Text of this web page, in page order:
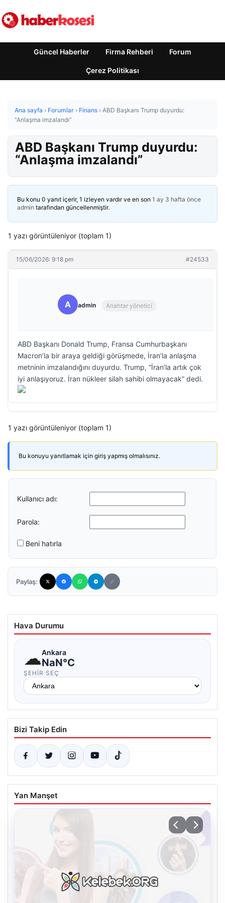
Güncel Haberler Firma Rehberi Forum
Çerez Politikası
Ana sayfa › Forumlar › Finans › ABD Başkanı Trump duyurdu:
“Anlaşma imzalandı”
ABD Başkanı Trump duyurdu:
“Anlaşma imzalandı”
Bu konu 0 yanıt içerir, 1 izleyen vardır ve en son 1 ay 3 hafta önce
admin tarafından güncellenmiştir.
1 yazı görüntüleniyor (toplam 1)
15/06/2026: 9:18 pm #24533
A admin Anahtar yönetici
ABD Başkanı Donald Trump, Fransa Cumhurbaşkanı
Macron’la bir araya geldiği görüşmede, İran’la anlaşma
metninin imzalandığını duyurdu. Trump, “İran’la artık çok
iyi anlaşıyoruz. İran nükleer silah sahibi olmayacak” dedi.
1 yazı görüntüleniyor (toplam 1)
Bu konuyu yanıtlamak için giriş yapmış olmalısınız.
Kullanıcı adı:
Parola:
Beni hatırla
Paylaş:
Hava Durumu
☁Ankara
NaN°C
ŞEHIR SEÇ
Bizi Takip Edin
Yan Manşet